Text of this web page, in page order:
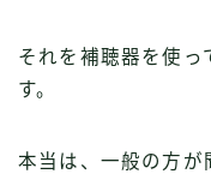
それを補聴器を使
す。
本当は、一般の方が